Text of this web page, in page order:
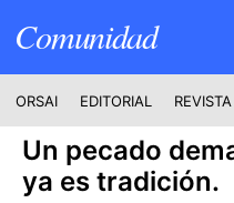
Comunidad
ORSAI EDITORIAL REVISTA
Un pecado
ya es tradición.